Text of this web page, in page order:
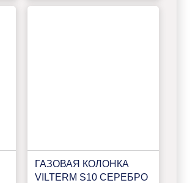
ГАЗОВАЯ КОЛОНКА
VILTERM S10 СЕРЕБРО